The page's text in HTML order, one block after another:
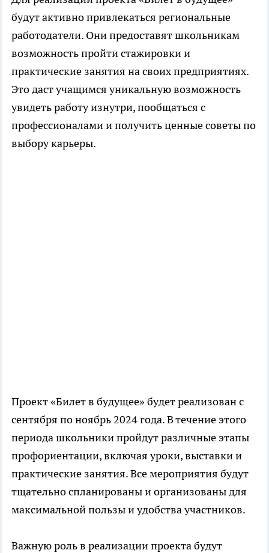
будут активно привлекаться региональные
работодатели. Они предоставят школьникам
возможность пройти стажировки и
практические занятия на своих предприятиях.
Это даст учащимся уникальную возможность
увидеть работу изнутри, пообщаться с
профессионалами и получить ценные советы по
выбору карьеры.
Проект «Билет в будущее» будет реализован с
сентября по ноябрь 2024 года. В течение этого
периода школьники пройдут различные этапы
профориентации, включая уроки, выставки и
практические занятия. Все мероприятия будут
тщательно спланированы и организованы для
максимальной пользы и удобства участников.
Важную роль в реализации проекта будут